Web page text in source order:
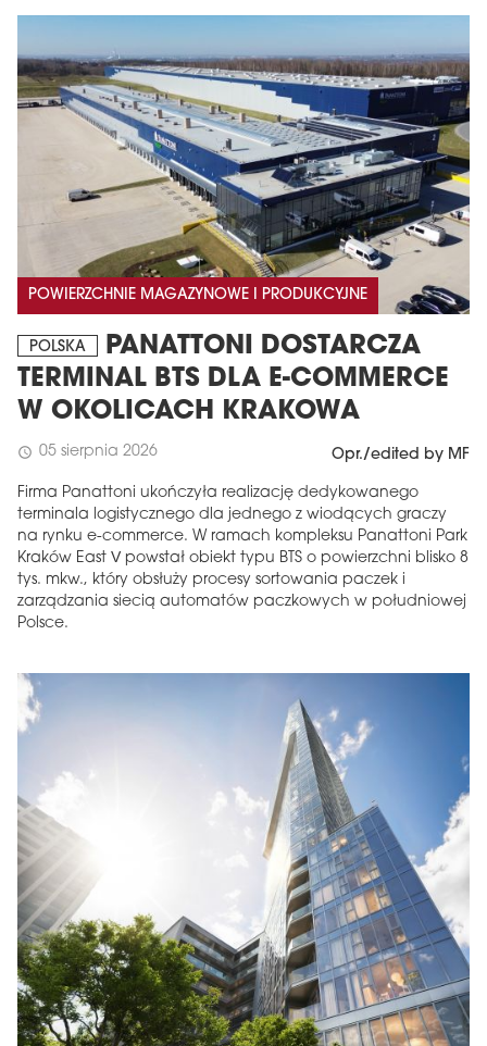
POWIERZCHNIE MAGAZYNOWE I PRODUKCYJNE
POLSKA
PANATTONI DOSTARCZA
TERMINAL BTS DLA E-COMMERCE
W OKOLICACH KRAKOWA
schedule 05 sierpnia 2026 Opr./edited by MF
Firma Panattoni ukończyła realizację dedykowanego
terminala logistycznego dla jednego z wiodących graczy
na rynku e-commerce. W ramach kompleksu Panattoni Park
Kraków East V powstał obiekt typu BTS o powierzchni blisko 8
tys. mkw., który obsłuży procesy sortowania paczek i
zarządzania siecią automatów paczkowych w południowej
Polsce.